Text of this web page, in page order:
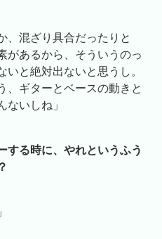
、混ざり具合だったりと
があるから、そういうのっ
と絶対出ないと思うし。
、ギターとベースの動きと
ないしね」
する時に、やれというふう